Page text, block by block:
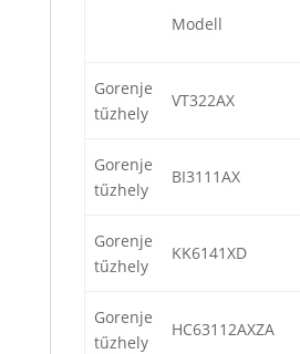
Modell
Gorenje
tűzhely
VT322AX
Gorenje
tűzhely
BI3111AX
Gorenje
tűzhely
KK6141XD
Gorenje
tűzhely
HC63112AXZA